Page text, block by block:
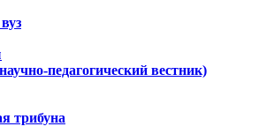
педагогический вестник)
трибуна